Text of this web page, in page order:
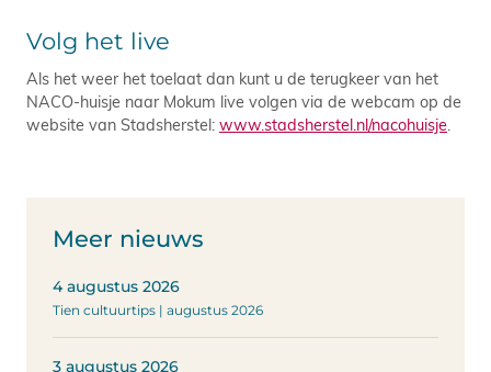
Volg het live
Als het weer het toelaat dan kunt u de terugkeer van het
NACO-huisje naar Mokum live volgen via de webcam op de
website van Stadsherstel: www.stadsherstel.nl/nacohuisje
Meer nieuws
4 augustus 2026
Tien cultuurtips | augustus 2026
3 augustus 2026